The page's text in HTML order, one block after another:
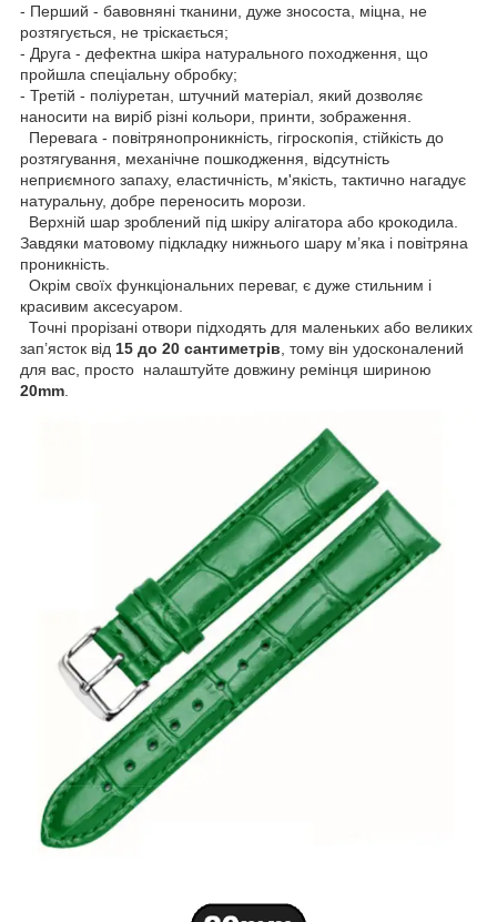
- Перший - бавовняні тканини, дуже знососта, міцна, не
розтягується, не тріскається;
- Друга - дефектна шкіра натурального походження, що
пройшла спеціальну обробку;
- Третій - поліуретан, штучний матеріал, який дозволяє
наносити на виріб різні кольори, принти, зображення.
Перевага - повітрянопроникність, гігроскопія, стійкість до
розтягування, механічне пошкодження, відсутність
неприємного запаху, еластичність, м'якість, тактично нагадує
натуральну, добре переносить морози.
Верхній шар зроблений під шкіру алігатора або крокодила.
Завдяки матовому підкладку нижнього шару м’яка і повітряна
проникність.
Окрім своїх функціональних переваг, є дуже стильним і
красивим аксесуаром.
Точні прорізані отвори підходять для маленьких або великих
зап’ясток від 15 до 20 сантиметрів , тому він удосконалений
для вас, просто налаштуйте довжину ремінця шириною
20mm